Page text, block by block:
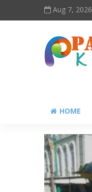
Aug 7, 2026
HOME